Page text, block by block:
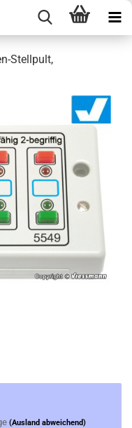
Stellpult,
(Ausland abweichend)